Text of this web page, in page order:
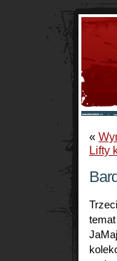
«
Lifty
temat